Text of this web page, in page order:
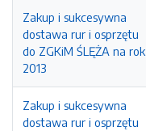
Zakup i sukcesywna
dostawa rur i osprzętu
do ZGKiM ŚLĘŻA na rok
2013
Zakup i sukcesywna
dostawa rur i osprzętu